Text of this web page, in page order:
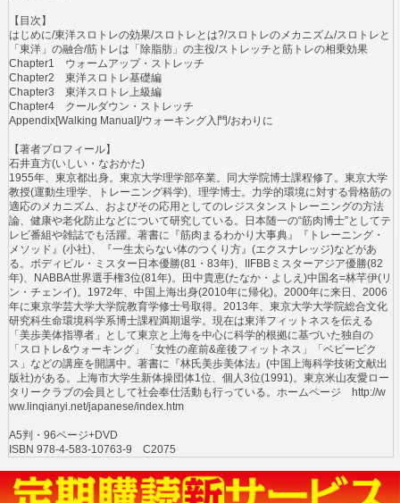
【目次】
はじめに/東洋スロトレの効果/スロトレとは?/スロトレのメカニズム/スロトレと
「東洋」の融合/筋トレは「除脂肪」の主役/ストレッチと筋トレの相乗効果
Chapter1 ウォームアップ・ストレッチ
Chapter2 東洋スロトレ基礎編
Chapter3 東洋スロトレ上級編
Chapter4 クールダウン・ストレッチ
Appendix[Walking Manual]/ウォーキング入門/おわりに
【著者プロフィール】
石井直方(いしい・なおかた)
1955年、東京都出身。東京大学理学部卒業。同大学院博士課程修了。東京大学
教授(運動生理学、トレーニング科学)、理学博士。力学的環境に対する骨格筋の
適応のメカニズム、およびその応用としてのレジスタンストレーニングの方法
論、健康や老化防止などについて研究している。日本随一の“筋肉博士”としてテ
レビ番組や雑誌でも活躍。著書に『筋肉まるわかり大事典』『トレーニング・
メソッド』(小社)、『一生太らない体のつくり方』(エクスナレッジ)などがあ
る。ボディビル・ミスター日本優勝(81・83年)、IIFBBミスターアジア優勝(82
年)、NABBA世界選手権3位(81年)。田中貴恵(たなか・よしえ)中国名=林芊伊(リ
ン・チェンイ)。1972年、中国上海出身(2010年に帰化)。2000年に来日、2006
年に東京学芸大学大学院教育学修士号取得。2013年、東京大学大学院総合文化
研究科生命環境科学系博士課程満期退学。現在は東洋フィットネスを伝える
「美歩美体指導者」として東京と上海を中心に科学的根拠に基づいた独自の
「スロトレ&ウォーキング」「女性の産前&産後フィットネス」「ベビービク
ス」などの講座を開講中。著書に『林氏美歩美体法』(中国上海科学技術文献出
版社)がある。上海市大学生新体操団体1位、個人3位(1991)。東京米山友愛ロー
タリークラブの会員として社会奉仕活動も行っている。ホームページ http://w
ww.linqianyi.net/japanese/index.htm
A5判・96ページ+DVD
ISBN 978-4-583-10763-9 C2075